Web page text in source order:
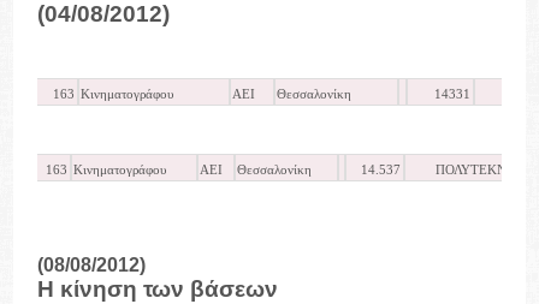
(04/08/2012)
163 Κινηματογράφου ΑΕΙ Θεσσαλονίκη 14331
163 Κινηματογράφου ΑΕΙ Θεσσαλονίκη 14.537 ΠΟΛΥΤΕΚΝΟΙ
(08/08/2012)
Η κίνηση των βάσεων